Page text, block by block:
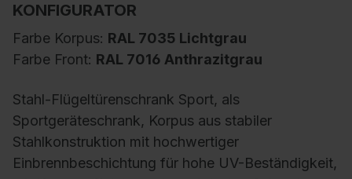
KONFIGURATOR
Farbe Korpus: RAL 7035 Lichtgrau
Farbe Front: RAL 7016 Anthrazitgrau
Stahl-Flügeltürenschrank Sport, als
Sportgeräteschrank, Korpus aus stabiler
Stahlkonstruktion mit hochwertiger
Einbrennbeschichtung für hohe UV-Beständigkeit,